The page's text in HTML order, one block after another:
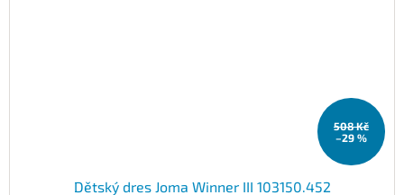
508 Kč
–29 %
Dětský dres Joma Winner III 103150.452